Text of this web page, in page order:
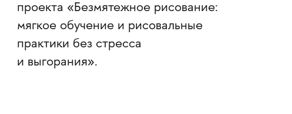
проекта «Безмятежное рисование:
мягкое обучение и рисовальные
практики без стресса
и выгорания».